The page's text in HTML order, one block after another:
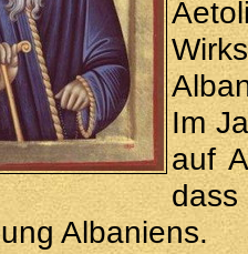
Im
auf
Albaniens.